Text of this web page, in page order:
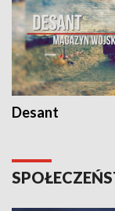
Desant